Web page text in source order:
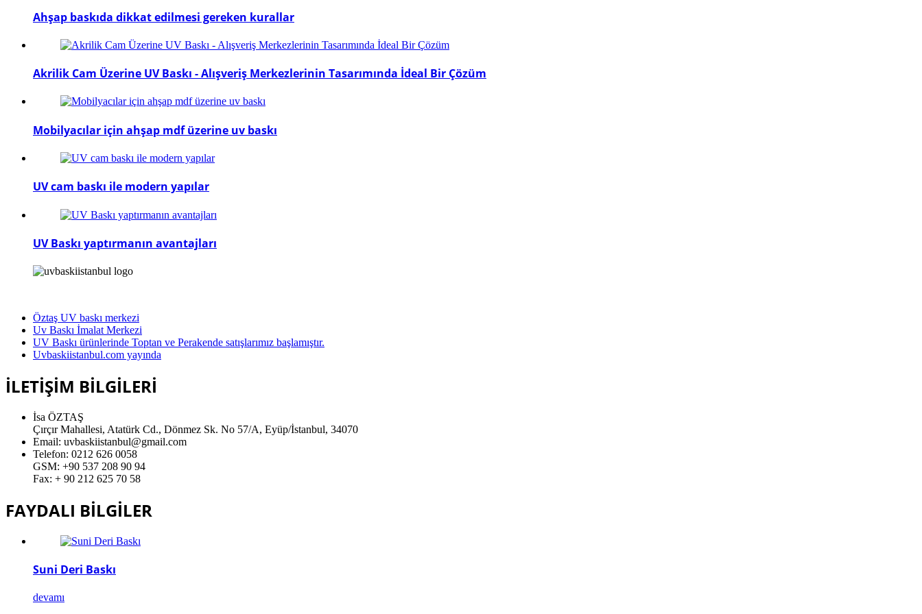
Ahşap baskıda dikkat edilmesi gereken kurallar
Akrilik Cam Üzerine UV Baskı - Alışveriş Merkezlerinin Tasarımında İdeal Bir Çözüm
Mobilyacılar için ahşap mdf üzerine uv baskı
UV cam baskı ile modern yapılar
UV Baskı yaptırmanın avantajları
Öztaş UV baskı merkezi
Uv Baskı İmalat Merkezi
UV Baskı ürünlerinde Toptan ve Perakende satışlarımız başlamıştır.
Uvbaskiistanbul.com yayında
İLETİŞİM BİLGİLERİ
İsa ÖZTAŞ
Çırçır Mahallesi, Atatürk Cd., Dönmez Sk. No 57/A, Eyüp/İstanbul, 34070
Email: uvbaskiistanbul@gmail.com
Telefon: 0212 626 0058
GSM: +90 537 208 90 94
Fax: + 90 212 625 70 58
FAYDALI BİLGİLER
Suni Deri Baskı
devamı